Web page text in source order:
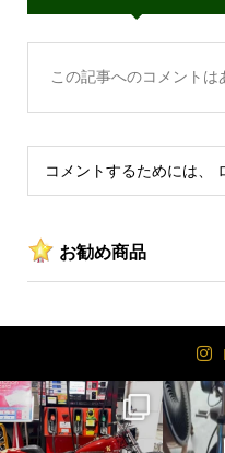
この記事へのコメントは
コメントするためには、
お勧め商品